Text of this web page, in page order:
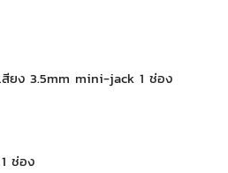
ยง 3.5mm mini-jack 1 ช่อง
ช่อง